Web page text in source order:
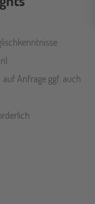
auf Anfrage ggf. auch